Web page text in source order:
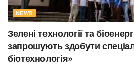
NEWS
Зелені технології та
запрошують здобути
біотехнологія»